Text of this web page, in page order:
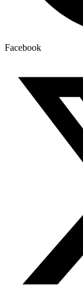
Facebook